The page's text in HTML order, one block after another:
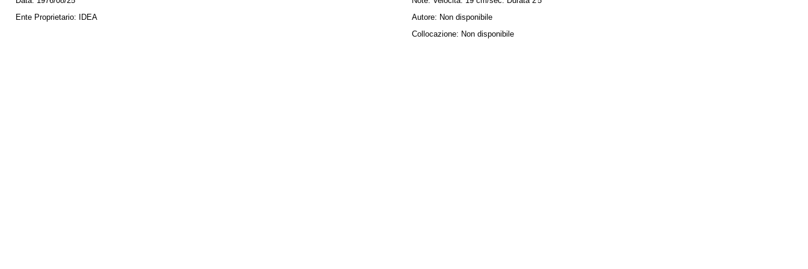
Ente Proprietario:
IDEA
Autore: Non disponibile
Collocazione: Non disponibile